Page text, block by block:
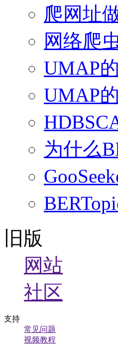
爬网址
网络爬
UMAP
UMAP
为什么
旧版
网站
社区
支持
常见问题
视频教程